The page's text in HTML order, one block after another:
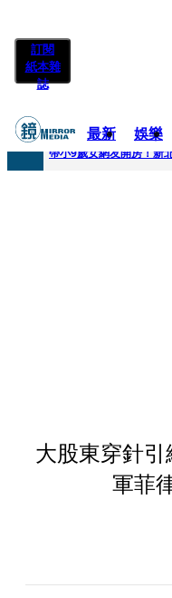
訂閱
紙本雜
誌
最新 娛樂
快訊
大股東穿針
軍菲